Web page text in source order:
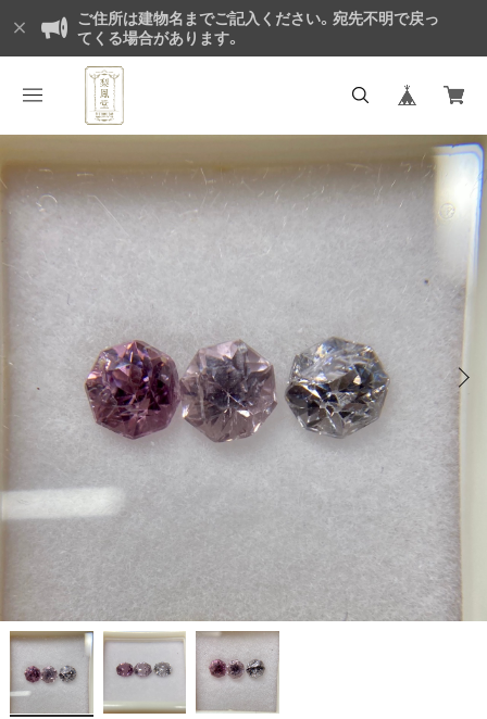
ご住所は建物名までご記入ください。宛先不明で戻っ
てくる場合があります。